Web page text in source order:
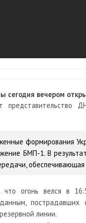
сегодня вечером
представительство
формирования
БМП-1. В
огонь велся в
пострадавших
линии.